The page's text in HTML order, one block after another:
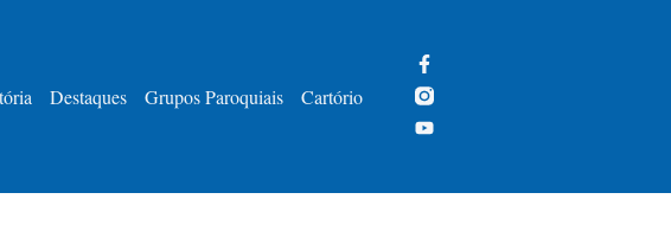
Destaques Grupos Paroquiais Cartório